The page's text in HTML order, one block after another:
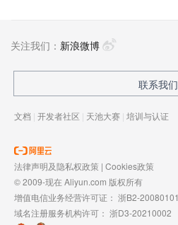
关注我们： 新浪微博
联系我们
文档 | 开发者社区 | 天池大赛 | 培训与认证
法律声明及隐私权政策 | Cookies政策
© 2009-现在 Aliyun.com 版权所有
增值电信业务经营许可证： 浙B2-20080101
域名注册服务机构许可： 浙D3-20210002